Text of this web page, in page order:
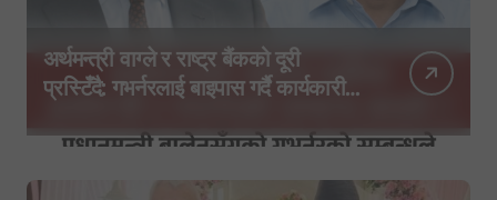
अर्थमन्त्री वाग्ले र राष्ट्र बैंकको दूरी
प्रस्टिँदै: गभर्नरलाई बाइपास गर्दै कार्यकारी